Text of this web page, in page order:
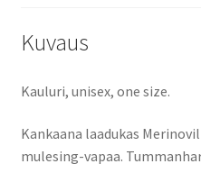
Kuvaus
Kauluri, unisex, one size.
Kankaana laadukas
mulesing-vapaa.